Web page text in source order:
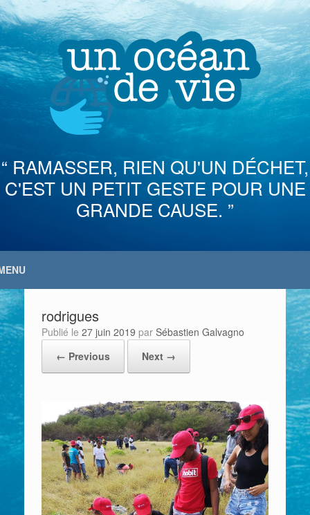
Skip
to
content
“ RAMASSER, RIEN QU'UN DÉCHET,
C'EST UN PETIT GESTE POUR UNE
GRANDE CAUSE. ”
rodrigues
Publié le 27 juin 2019 par Sébastien Galvagno
← Previous
Next →